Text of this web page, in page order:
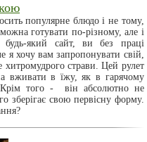
популярне блюдо і не тому,
готувати по-різному, але і
який сайт, ви без праці
я хочу вам запропонувати свій,
хитромудрого страви. Цей рулет
вживати в їжу, як в гарячому
Крім того - він абсолютно не
зберігає свою первісну форму.